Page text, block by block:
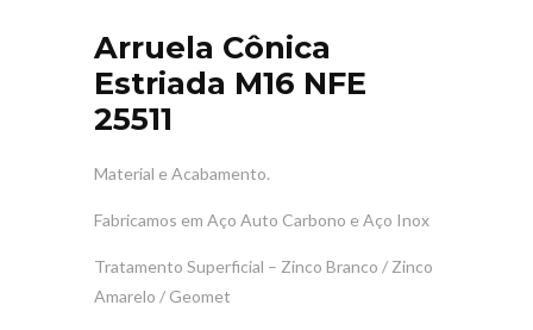
Arruela Cônica
Estriada M16 NFE
25511
Material e Acabamento.
Fabricamos em Aço Auto Carbono e Aço Inox
Tratamento Superficial – Zinco Branco / Zinco
Amarelo / Geomet